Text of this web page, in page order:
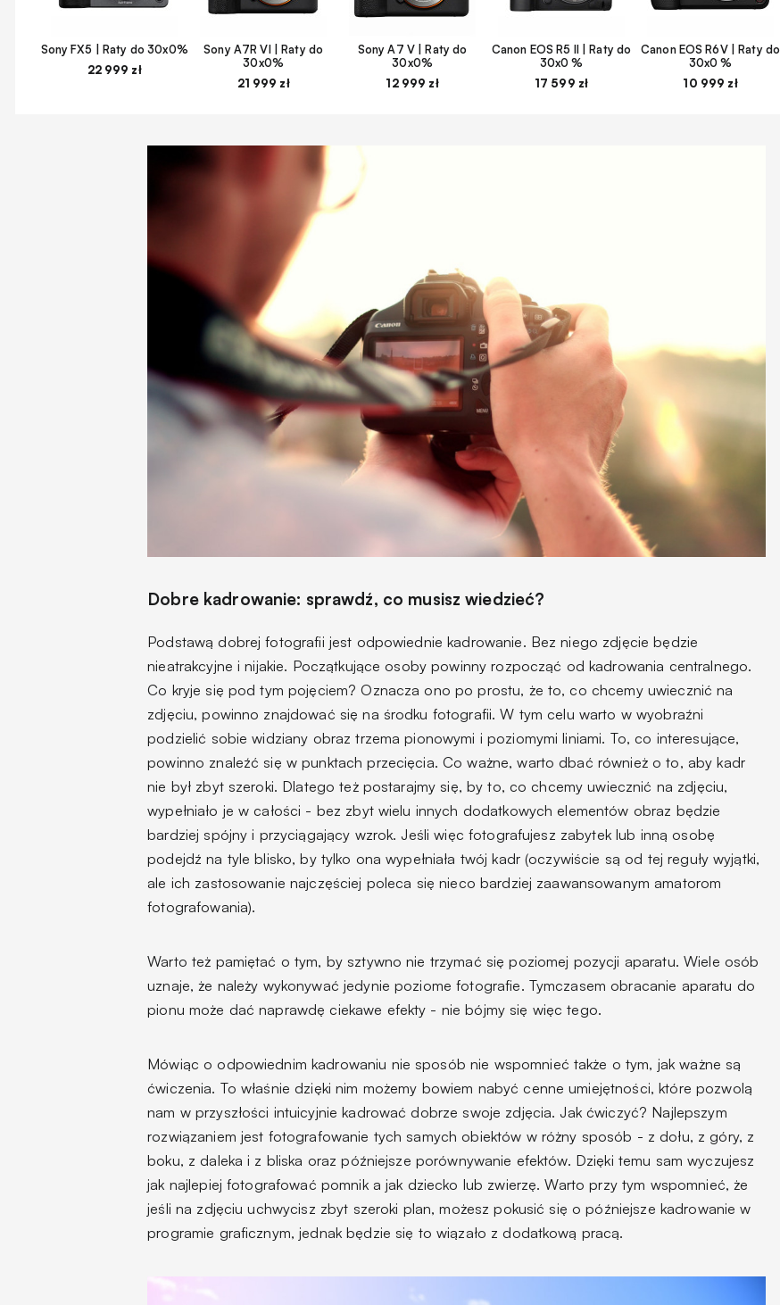
Sony FX5 | Raty do 30x0%
22 999 zł
Sony A7R VI | Raty do
30x0%
21 999 zł
Sony A7 V | Raty do
30x0%
12 999 zł
Canon EOS R5 II | Raty do
30x0 %
17 599 zł
Canon EOS R6V | Raty do
30x0 %
10 999 zł
Dobre kadrowanie: sprawdź, co musisz wiedzieć?
Podstawą dobrej fotografii jest odpowiednie kadrowanie. Bez niego zdjęcie będzie
nieatrakcyjne i nijakie. Początkujące osoby powinny rozpocząć od kadrowania centralnego.
Co kryje się pod tym pojęciem? Oznacza ono po prostu, że to, co chcemy uwiecznić na
zdjęciu, powinno znajdować się na środku fotografii. W tym celu warto w wyobraźni
podzielić sobie widziany obraz trzema pionowymi i poziomymi liniami. To, co interesujące,
powinno znaleźć się w punktach przecięcia. Co ważne, warto dbać również o to, aby kadr
nie był zbyt szeroki. Dlatego też postarajmy się, by to, co chcemy uwiecznić na zdjęciu,
wypełniało je w całości - bez zbyt wielu innych dodatkowych elementów obraz będzie
bardziej spójny i przyciągający wzrok. Jeśli więc fotografujesz zabytek lub inną osobę
podejdź na tyle blisko, by tylko ona wypełniała twój kadr (oczywiście są od tej reguły wyjątki,
ale ich zastosowanie najczęściej poleca się nieco bardziej zaawansowanym amatorom
fotografowania).
Warto też pamiętać o tym, by sztywno nie trzymać się poziomej pozycji aparatu. Wiele osób
uznaje, że należy wykonywać jedynie poziome fotografie. Tymczasem obracanie aparatu do
pionu może dać naprawdę ciekawe efekty - nie bójmy się więc tego.
Mówiąc o odpowiednim kadrowaniu nie sposób nie wspomnieć także o tym, jak ważne są
ćwiczenia. To właśnie dzięki nim możemy bowiem nabyć cenne umiejętności, które pozwolą
nam w przyszłości intuicyjnie kadrować dobrze swoje zdjęcia. Jak ćwiczyć? Najlepszym
rozwiązaniem jest fotografowanie tych samych obiektów w różny sposób - z dołu, z góry, z
boku, z daleka i z bliska oraz późniejsze porównywanie efektów. Dzięki temu sam wyczujesz
jak najlepiej fotografować pomnik a jak dziecko lub zwierzę. Warto przy tym wspomnieć, że
jeśli na zdjęciu uchwycisz zbyt szeroki plan, możesz pokusić się o późniejsze kadrowanie w
programie graficznym, jednak będzie się to wiązało z dodatkową pracą.